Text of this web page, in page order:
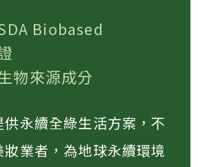
Biobased
物來源成分
永續全綠生活方案，不
業者，為地球永續環境